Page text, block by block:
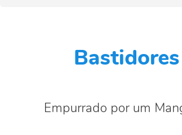
Empurrado por um